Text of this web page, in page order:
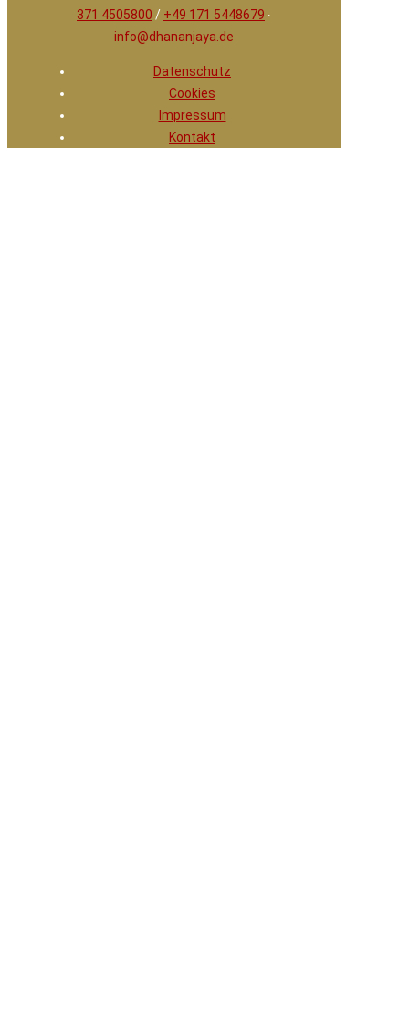
371 4505800 / +49 171 5448679 ∙
info@dhananjaya.de
Datenschutz
Cookies
Impressum
Kontakt